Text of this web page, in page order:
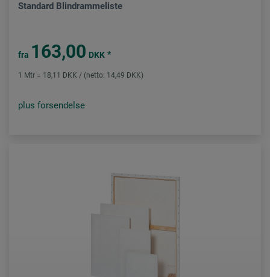
Standard Blindrammeliste
fra 163,00 DKK *
1 Mtr = 18,11 DKK / (netto: 14,49 DKK)
plus forsendelse